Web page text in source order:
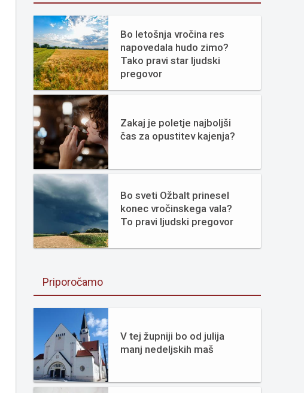
Bo letošnja vročina res
napovedala hudo zimo?
Tako pravi star ljudski
pregovor
Zakaj je poletje najboljši
čas za opustitev kajenja?
Bo sveti Ožbalt prinesel
konec vročinskega vala?
To pravi ljudski pregovor
Priporočamo
V tej župniji bo od julija
manj nedeljskih maš